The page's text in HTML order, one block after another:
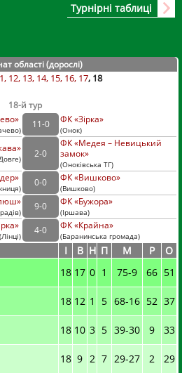
Турнірні таблиці
області (дорослі)
12 13 14 15 16 17 18
18-й тур
)
11-0 ФК «Зірка»
(Онок)
)
2-0
ФК «Медея – Невицький
замок»
(Оноківська ТГ)
)
0-0 ФК «Вишково»
(Вишково)
)
9-0 ФК «Бужора»
(Іршава)
(Лінці)
4-0 ФК «Крайна»
(Баранинська громада)
I В Н П М Р
О
18 17 0 1 75-9 66 51
18 12 1 5 68-16 52 37
18 10 3 5 39-30 9 33
18 9 2 7 29-27 2 29